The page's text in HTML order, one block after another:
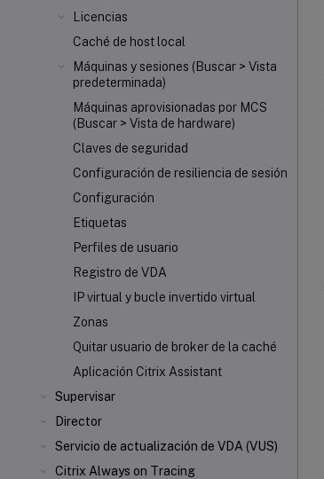
Licencias
Caché de host local
Máquinas y sesiones (Buscar > Vista
predeterminada)
Máquinas aprovisionadas por MCS
(Buscar > Vista de hardware)
Claves de seguridad
Configuración de resiliencia de sesión
Configuración
Etiquetas
Perfiles de usuario
Registro de VDA
IP virtual y bucle invertido virtual
Zonas
Quitar usuario de broker de la caché
Aplicación Citrix Assistant
Supervisar
Director
Servicio de actualización de VDA (VUS)
Citrix Always on Tracing